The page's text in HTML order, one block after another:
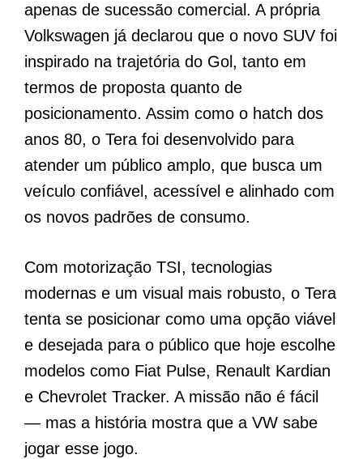
apenas de sucessão comercial. A própria
Volkswagen já declarou que o novo SUV foi
inspirado na trajetória do Gol, tanto em
termos de proposta quanto de
posicionamento. Assim como o hatch dos
anos 80, o Tera foi desenvolvido para
atender um público amplo, que busca um
veículo confiável, acessível e alinhado com
os novos padrões de consumo.
Com motorização TSI, tecnologias
modernas e um visual mais robusto, o Tera
tenta se posicionar como uma opção viável
e desejada para o público que hoje escolhe
modelos como Fiat Pulse, Renault Kardian
e Chevrolet Tracker. A missão não é fácil
— mas a história mostra que a VW sabe
jogar esse jogo.